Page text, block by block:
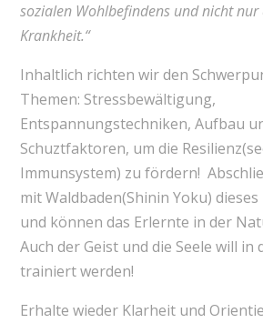
sozialen Wohlbefindens und nicht nur
Krankheit.“
Inhaltlich richten wir den
Themen: Stressbewältigung,
Entspannungstechniken, Aufbau
Schuztfaktoren, um die
Immunsystem) zu fördern!
mit Waldbaden(Shinin Yoku)
und können das Erlernte in der
Auch der Geist und die Seele will
trainiert werden!
Erhalte wieder Klarheit und